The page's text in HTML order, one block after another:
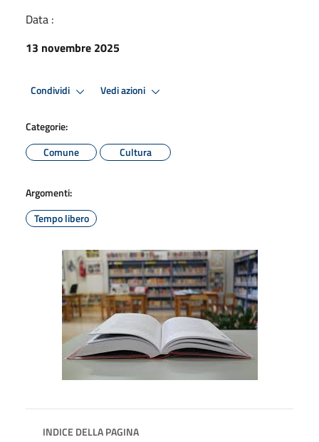
Data :
13 novembre 2025
Condividi Vedi azioni
Categorie:
Comune
Cultura
Argomenti:
Tempo libero
INDICE DELLA PAGINA